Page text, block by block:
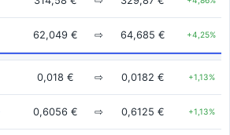
62,049 € ⇨ 64,685 € +4,25%
0,018 € ⇨ 0,0182 € +1,13%
0,6056 € ⇨ 0,6125 € +1,13%